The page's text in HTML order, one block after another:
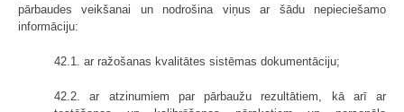
pārbaudes veikšanai un nodrošina viņus ar šādu nepieciešamo
informāciju:
42.1. ar ražošanas kvalitātes sistēmas dokumentāciju;
42.2. ar atzinumiem par pārbaužu rezultātiem, kā arī ar